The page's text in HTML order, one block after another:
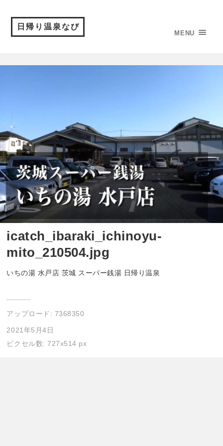
日帰り温泉なび
MENU
icatch_ibaraki_ichinoyu-
mito_210504.jpg
いちの湯 水戸店 茨城 スーパー銭湯 日帰り温泉
アップロード: 7368350
2021年5月4日
ピクセル数: 727x514 px